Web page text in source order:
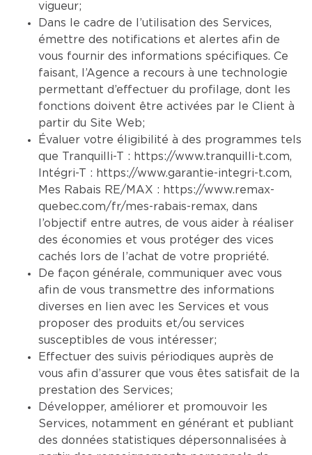
vigueur;
Dans le cadre de l’utilisation des Services,
émettre des notifications et alertes afin de
vous fournir des informations spécifiques. Ce
faisant, l’Agence a recours à une technologie
permettant d’effectuer du profilage, dont les
fonctions doivent être activées par le Client à
partir du Site Web;
Évaluer votre éligibilité à des programmes tels
que Tranquilli-T : https://www.tranquilli-t.com,
Intégri-T : https://www.garantie-integri-t.com,
Mes Rabais RE/MAX : https://www.remax-
quebec.com/fr/mes-rabais-remax, dans
l’objectif entre autres, de vous aider à réaliser
des économies et vous protéger des vices
cachés lors de l’achat de votre propriété.
De façon générale, communiquer avec vous
afin de vous transmettre des informations
diverses en lien avec les Services et vous
proposer des produits et/ou services
susceptibles de vous intéresser;
Effectuer des suivis périodiques auprès de
vous afin d’assurer que vous êtes satisfait de la
prestation des Services;
Développer, améliorer et promouvoir les
Services, notamment en générant et publiant
des données statistiques dépersonnalisées à